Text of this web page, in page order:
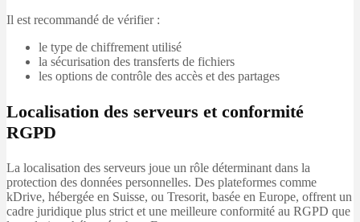
Il est recommandé de vérifier :
le type de chiffrement utilisé
la sécurisation des transferts de fichiers
les options de contrôle des accès et des partages
Localisation des serveurs et conformité
RGPD
La localisation des serveurs joue un rôle déterminant dans la
protection des données personnelles. Des plateformes comme
kDrive, hébergée en Suisse, ou Tresorit, basée en Europe, offrent un
cadre juridique plus strict et une meilleure conformité au RGPD que